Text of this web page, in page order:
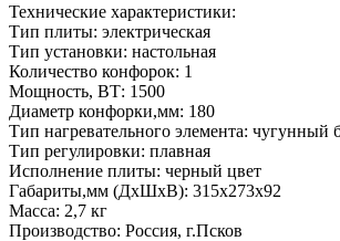
Технические характеристики:
Тип плиты: электрическая
Тип установки: настольная
Количество конфорок: 1
Мощность, ВТ: 1500
Диаметр конфорки,мм: 180
Тип нагревательного элемента: чугунный
Тип регулировки: плавная
Исполнение плиты: черный цвет
Габариты,мм (ДхШхВ): 315x273x92
Масса: 2,7 кг
Производство: Россия, г.Псков